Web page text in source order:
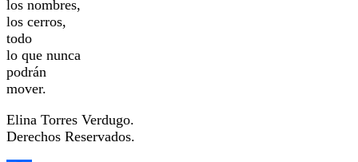
los nombres,
los cerros,
todo
lo que nunca
podrán
mover.
Elina Torres Verdugo.
Derechos Reservados.